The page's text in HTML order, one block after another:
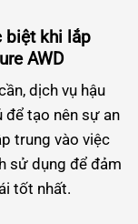
biệt khi lắp
AWD
dịch vụ hậu
để tạo nên sự an
trung vào việc
sử dụng để đảm
tốt nhất.